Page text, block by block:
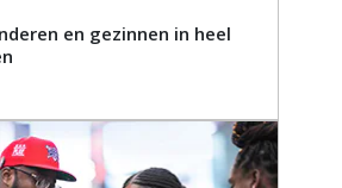
en gezinnen in heel